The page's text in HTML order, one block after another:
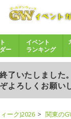
ー
イベント
ランキング
了いたしました
よろしくお願い
ーク)2026 関東の